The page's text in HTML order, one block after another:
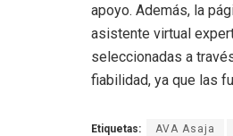
apoyo. Además, la
asistente virtual
seleccionadas a
fiabilidad, ya que las
Etiquetas: AVA Asaja